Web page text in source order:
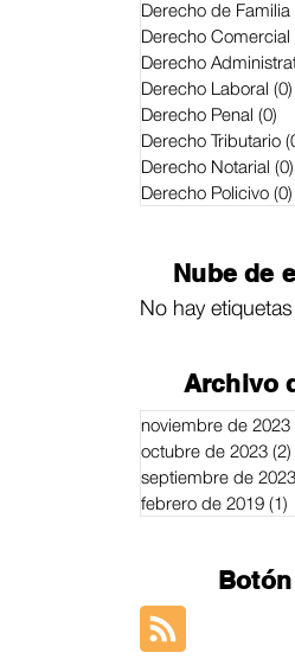
Derecho de Familia
Derecho Comercial
Derecho
Derecho Laboral (0)
Derecho Penal (0)
Derecho Tributario
Derecho Notarial (0)
Derecho Policivo (0)
Nube de
No hay
Archivo
noviembre de 2023
octubre de 2023 (2)
septiembre de 2023
febrero de 2019 (1)
Botón